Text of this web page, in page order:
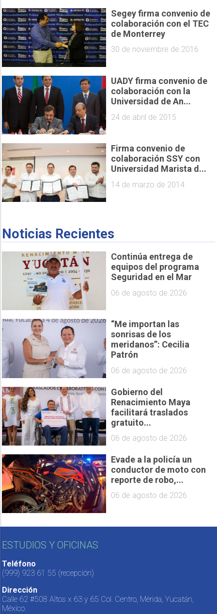
Segey firma convenio de
colaboración con el TEC
de Monterrey
30 de noviembre de 2016
UADY firma convenio de
colaboración con la
Universidad de An...
24 de abril de 2015
Firma convenio de
colaboración SSY con
Universidad Marista d...
14 de marzo de 2014
Noticias Recientes
Continúa entrega de
equipos del programa
Seguridad en el Mar
06 de agosto de 2026
“Me importan las
sonrisas de los
meridanos”: Cecilia
Patrón
06 de agosto de 2026
Gobierno del
Renacimiento Maya
facilitará traslados
gratuito...
06 de agosto de 2026
Evade a la policía un
conductor de moto con
reporte de robo,...
06 de agosto de 2026
ESTUDIOS Y OFICINAS
Teléfono
(999) 923 61 55 (recepción)
Dirección
Calle 62 #508 Altos x 63 y 65 Col. Centro, Mérida, Yucatán,
México.